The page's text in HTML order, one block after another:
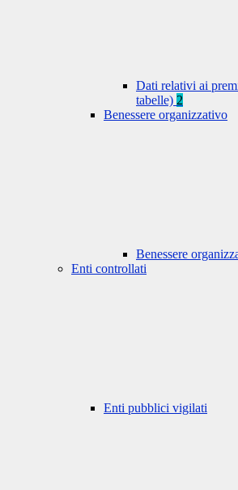
Dati relativi ai
tabelle) 2
Benessere organizzativo
Benessere
Enti controllati
Enti pubblici vigilati